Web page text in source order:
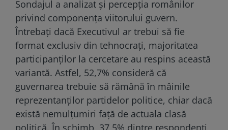
Sondajul a analizat și percepția românilor
privind componența viitorului guvern.
Întrebați dacă Executivul ar trebui să fie
format exclusiv din tehnocrați, majoritatea
participanților la cercetare au respins această
variantă. Astfel, 52,7% consideră că
guvernarea trebuie să rămână în mâinile
reprezentanților partidelor politice, chiar dacă
există nemulțumiri față de actuala clasă
politică. În schimb, 37,5% dintre respondenți